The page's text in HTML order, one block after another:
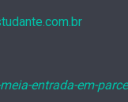
entrada-em-